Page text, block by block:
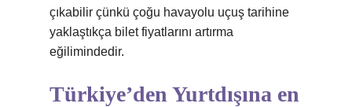
çıkabilir çünkü çoğu havayolu uçuş tarihine
yaklaştıkça bilet fiyatlarını artırma
eğilimindedir.
Türkiye’den Yurtdışına en